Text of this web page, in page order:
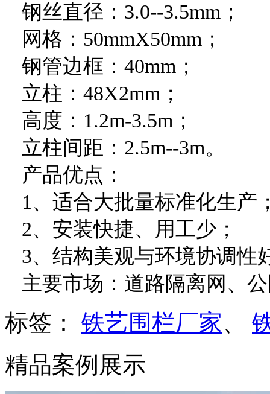
钢丝直径：3.0--3.5mm；
网格：50mmX50mm；
钢管边框：40mm；
立柱：48X2mm；
高度：1.2m-3.5m；
立柱间距：2.5m--3m。
产品优点：
1、适合大批量标准化生产
2、安装快捷、用工少；
3、结构美观与环境协调性
主要市场：道路隔离网、
标签： 铁艺围栏厂家、
精品案例展示